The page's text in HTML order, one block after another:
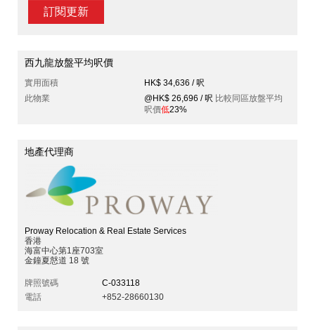
訂閱更新
西九龍放盤平均呎價
實用面積
HK$ 34,636 / 呎
此物業
@HK$ 26,696 / 呎 比較同區放盤平均
呎價低23%
地產代理商
Proway Relocation & Real Estate Services
香港
海富中心第1座703室
金鐘夏慤道 18 號
牌照號碼
C-033118
電話
+852-28660130